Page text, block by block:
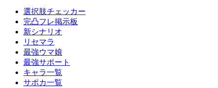
選択肢チェッカー
完凸フレ掲示板
新シナリオ
リセマラ
最強ウマ娘
最強サポート
キャラ一覧
サポカ一覧